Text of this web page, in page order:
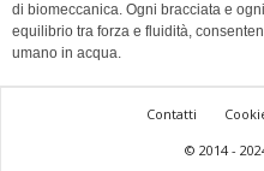
di biomeccanica. Ogni bracciata e
equilibrio tra forza e fluidità,
umano in acqua.
Contatti
© 2014 -